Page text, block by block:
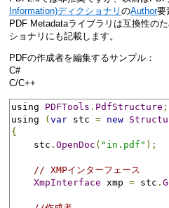
Information)ディクショナリ のAuthor要
PDF Metadataライブラリは互換性の
ショナリにも記載します。
PDFの作成者を編集するサンプル：
C#
C/C++
using PDFTools . PdfStructure ;
using
( var stc = new
{
    stc
. OpenDoc ( "in.pdf" );
// XMPインターフェース
XmpInterface xmp = stc .